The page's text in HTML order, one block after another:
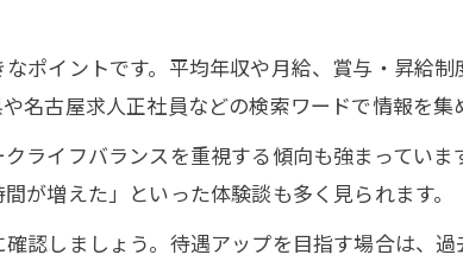
イントです。平均年収や月給、賞与・昇給制
古屋求人正社員などの検索ワードで情報を集
ライフバランスを重視する傾向も強まってい
が増えた」といった体験談も多く見られます。
認しましょう。待遇アップを目指す場合は、